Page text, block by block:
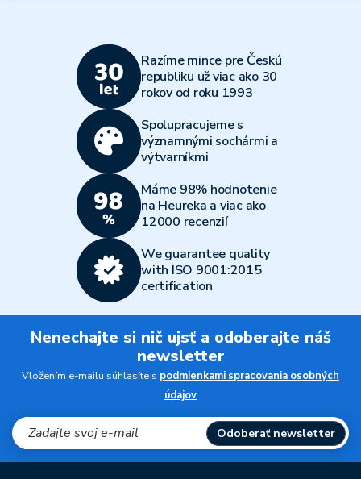
Razíme mince pre Českú
republiku už viac ako 30
rokov od roku 1993
Spolupracujeme s
významnými sochármi a
výtvarníkmi
Máme 98% hodnotenie
na Heureka a viac ako
12000 recenzií
We guarantee quality
with ISO 9001:2015
certification
Nenechajte si nič ujsť a odoberajte náš
newsletter
Vložením e-mailu súhlasíte s podmienkami spracovania osobných
údajov
Odoberať newsletter